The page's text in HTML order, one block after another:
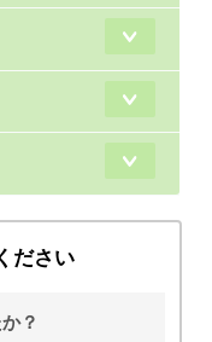
ださい
？